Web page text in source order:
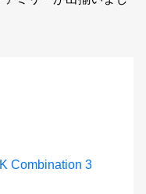
Combination 3